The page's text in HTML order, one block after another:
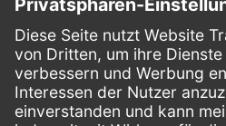
VERSANDARTEN
FacebookInstagramLinkedIn